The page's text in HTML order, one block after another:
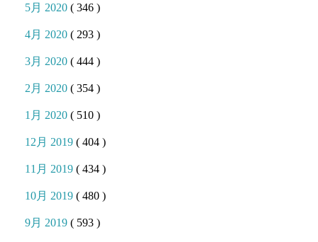
5月 2020( 346 )
4月 2020( 293 )
3月 2020( 444 )
2月 2020( 354 )
1月 2020( 510 )
12月 2019( 404 )
11月 2019( 434 )
10月 2019( 480 )
9月 2019( 593 )